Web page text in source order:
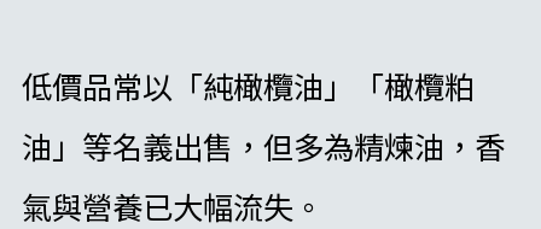
低價品常以「純橄欖油」「橄欖粕
油」等名義出售，但多為精煉油，香
氣與營養已大幅流失。